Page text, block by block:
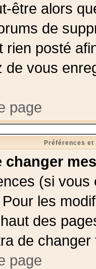
être alors
de
rien posté
de vous
page
Préférences
(si
les
des
de
page